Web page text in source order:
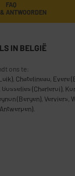
FAQ
ANTWOORDEN
IN BELGIË
ons te:
, Chatelineau, Evere
Gosselies (Charleroi),
(Bergen), Verviers,